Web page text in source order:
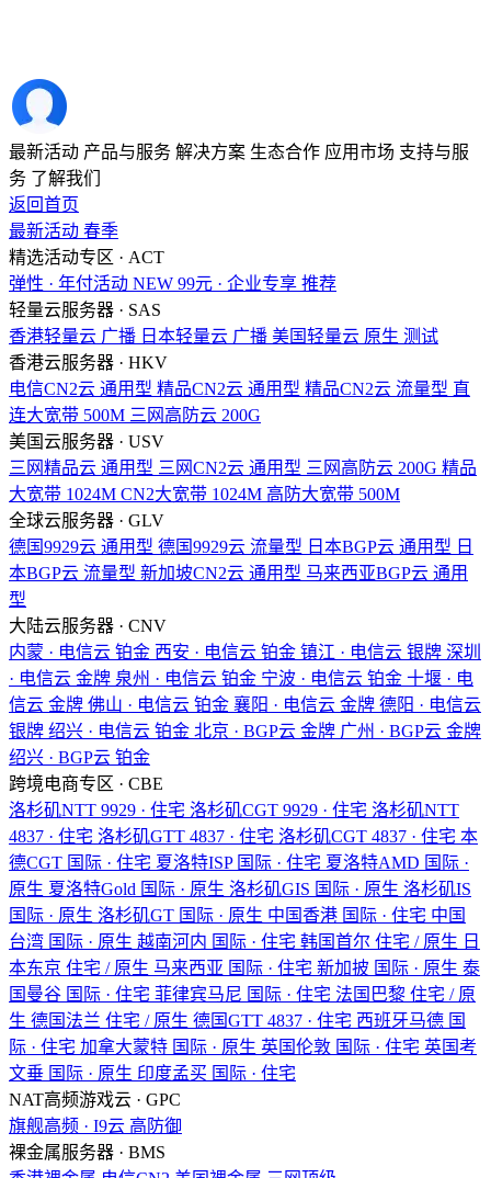
最新活动 产品与服务 解决方案 生态合作 应用市场 支持与服
务 了解我们
返回首页
最新活动 春季
精选活动专区 · ACT
弹性 · 年付活动 NEW 99元 · 企业专享 推荐
轻量云服务器 · SAS
香港轻量云 广播 日本轻量云 广播 美国轻量云 原生 测试
香港云服务器 · HKV
电信CN2云 通用型 精品CN2云 通用型 精品CN2云 流量型 直
连大宽带 500M 三网高防云 200G
美国云服务器 · USV
三网精品云 通用型 三网CN2云 通用型 三网高防云 200G 精品
大宽带 1024M CN2大宽带 1024M 高防大宽带 500M
全球云服务器 · GLV
德国9929云 通用型 德国9929云 流量型 日本BGP云 通用型 日
本BGP云 流量型 新加坡CN2云 通用型 马来西亚BGP云 通用
型
大陆云服务器 · CNV
内蒙 · 电信云 铂金 西安 · 电信云 铂金 镇江 · 电信云 银牌 深圳
· 电信云 金牌 泉州 · 电信云 铂金 宁波 · 电信云 铂金 十堰 · 电
信云 金牌 佛山 · 电信云 铂金 襄阳 · 电信云 金牌 德阳 · 电信云
银牌 绍兴 · 电信云 铂金 北京 · BGP云 金牌 广州 · BGP云 金牌
绍兴 · BGP云 铂金
跨境电商专区 · CBE
洛杉矶NTT 9929 · 住宅 洛杉矶CGT 9929 · 住宅 洛杉矶NTT
4837 · 住宅 洛杉矶GTT 4837 · 住宅 洛杉矶CGT 4837 · 住宅 本
德CGT 国际 · 住宅 夏洛特ISP 国际 · 住宅 夏洛特AMD 国际 ·
原生 夏洛特Gold 国际 · 原生 洛杉矶GIS 国际 · 原生 洛杉矶IS
国际 · 原生 洛杉矶GT 国际 · 原生 中国香港 国际 · 住宅 中国
台湾 国际 · 原生 越南河内 国际 · 住宅 韩国首尔 住宅 / 原生 日
本东京 住宅 / 原生 马来西亚 国际 · 住宅 新加披 国际 · 原生 泰
国曼谷 国际 · 住宅 菲律宾马尼 国际 · 住宅 法国巴黎 住宅 / 原
生 德国法兰 住宅 / 原生 德国GTT 4837 · 住宅 西班牙马德 国
际 · 住宅 加拿大蒙特 国际 · 原生 英国伦敦 国际 · 住宅 英国考
文垂 国际 · 原生 印度孟买 国际 · 住宅
NAT高频游戏云 · GPC
旗舰高频 · I9云 高防御
裸金属服务器 · BMS